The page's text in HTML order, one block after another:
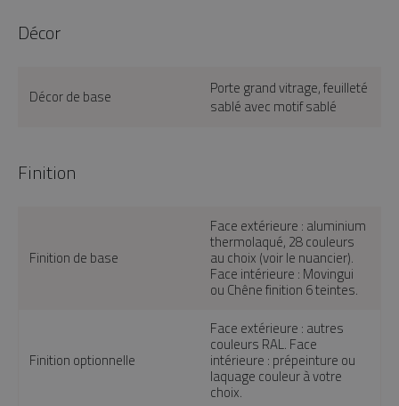
Décor
Décor de base Porte grand vitrage, feuilleté
sablé avec motif sablé
Finition
Finition de base
Face extérieure : aluminium
thermolaqué, 28 couleurs
au choix (voir le nuancier).
Face intérieure : Movingui
ou Chêne finition 6 teintes.
Finition optionnelle
Face extérieure : autres
couleurs RAL. Face
intérieure : prépeinture ou
laquage couleur à votre
choix.